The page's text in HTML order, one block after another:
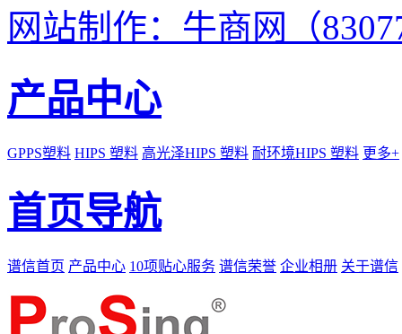
网站制作：牛商网（
产品中心
GPPS塑料 HIPS 塑料 高光泽HIPS 塑料 耐环境HIPS 塑料 更多+
首页导航
谱信首页 产品中心 10项贴心服务 谱信荣誉 企业相册 关于谱信